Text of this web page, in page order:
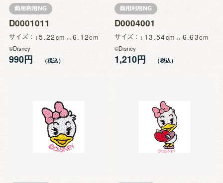
D0001011
サイズ 5.22 6.12
©Disney
990円
D0004001
サイズ 13.54 6.63
©Disney
1,210円